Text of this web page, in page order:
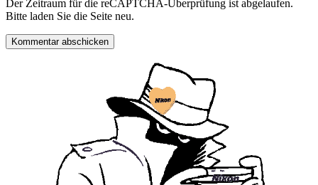
Der Zeitraum für die reCAPTCHA-Überprüfung ist abgelaufen.
Bitte laden Sie die Seite neu.